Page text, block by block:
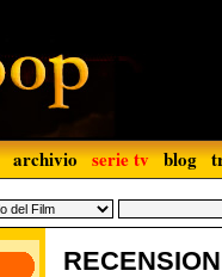
archivio serie tv blog